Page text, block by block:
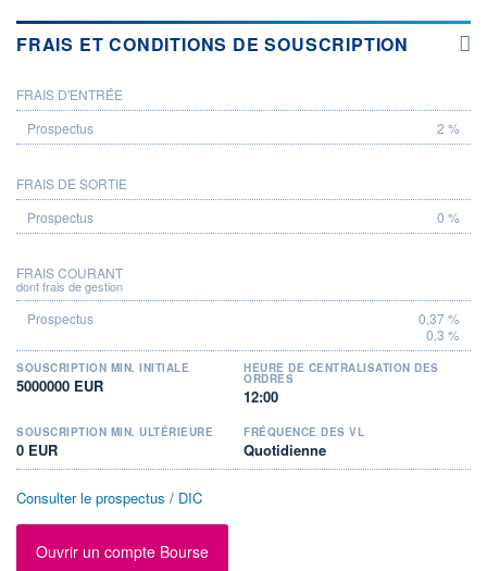
FRAIS ET CONDITIONS DE SOUSCRIPTION
PROSPECTUS
FRAIS D'ENTRÉE
2 %
FRAIS DE SORTIE
0 %
FRAIS COURANT
dont frais de gestion
0,37 %
0,3 %
SOUSCRIPTION MIN. INITIALE
5000000 EUR
HEURE DE CENTRALISATION DES
ORDRES
12:00
SOUSCRIPTION MIN. ULTÉRIEURE
0 EUR
FRÉQUENCE DES VL
Quotidienne
Consulter le prospectus / DIC
Ouvrir un compte Bourse